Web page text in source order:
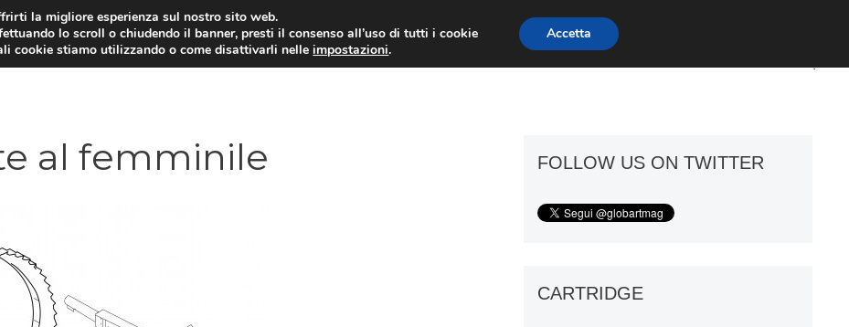
ART GOSSIP FIERE GALLERIE
al femminile FOLLOW US ON TWITTER
CARTRIDGE
la migliore esperienza sul nostro sito web.
lo scroll o chiudendo il banner, presti il consenso all’uso di tutti i cookie
cookie stiamo utilizzando o come disattivarli nelleimpostazioni.
Accetta